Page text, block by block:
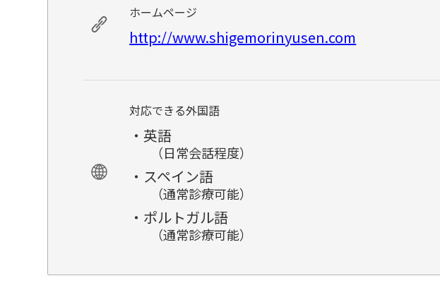
ホームページ
http://www.shigemorinyusen.com
対応できる外国語
・英語
（日常会話程度）
・スペイン語
（通常診療可能）
・ポルトガル語
（通常診療可能）